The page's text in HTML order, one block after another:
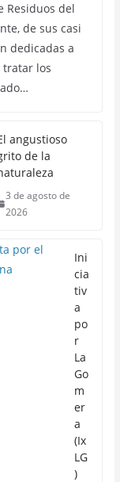
Residuos del
de sus casi
dedicadas a
tratar los
angustioso
de la
3 de agosto de
2026
Ini
cia
tiv
a
po
r
La
Go
m
er
a
(Ix
LG
)